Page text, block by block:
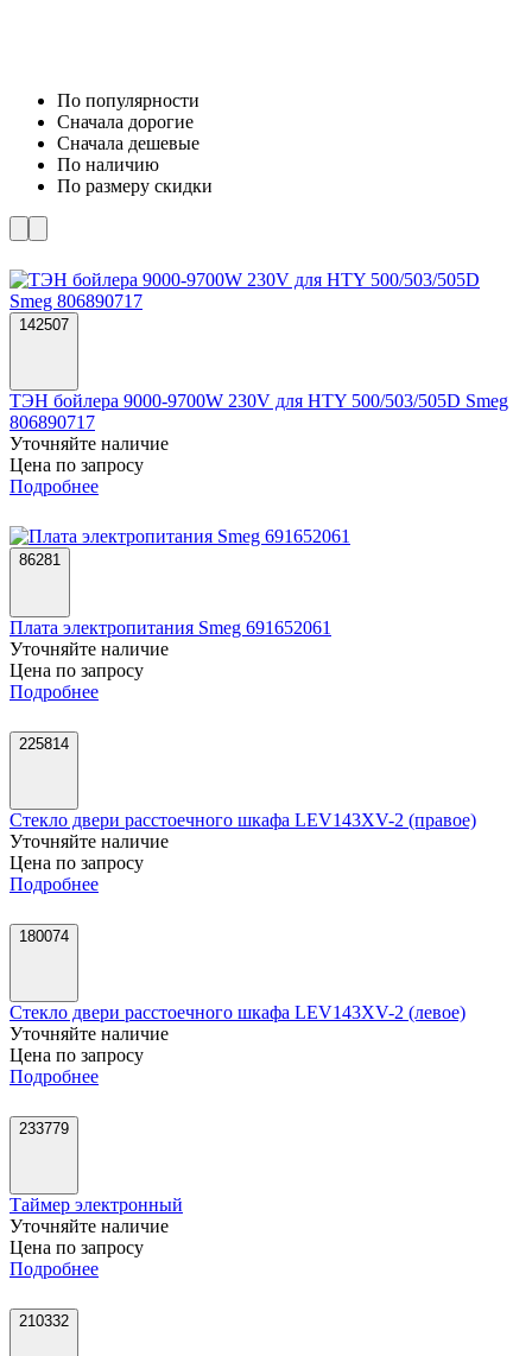
По популярности
Cначала дорогие
Cначала дешевые
По наличию
По размеру скидки
142507
ТЭН бойлера 9000-9700W 230V для HTY 500/503/505D Smeg
806890717
Уточняйте наличие
Цена по запросу
Подробнее
86281
Плата электропитания Smeg 691652061
Уточняйте наличие
Цена по запросу
Подробнее
225814
Стекло двери расстоечного шкафа LEV143XV-2 (правое)
Уточняйте наличие
Цена по запросу
Подробнее
180074
Стекло двери расстоечного шкафа LEV143XV-2 (левое)
Уточняйте наличие
Цена по запросу
Подробнее
233779
Таймер электронный
Уточняйте наличие
Цена по запросу
Подробнее
210332